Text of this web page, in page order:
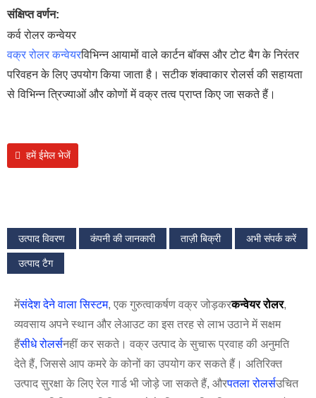
संक्षिप्त वर्णन:
कर्व रोलर कन्वेयर
वक्र रोलर कन्वेयरविभिन्न आयामों वाले कार्टन बॉक्स और टोट बैग के निरंतर
परिवहन के लिए उपयोग किया जाता है। सटीक शंक्वाकार रोलर्स की सहायता
से विभिन्न त्रिज्याओं और कोणों में वक्र तत्व प्राप्त किए जा सकते हैं।
हमें ईमेल भेजें
उत्पाद विवरण कंपनी की जानकारी ताज़ी बिक्री अभी संपर्क करें
उत्पाद टैग
मेंसंदेश देने वाला सिस्टम, एक गुरुत्वाकर्षण वक्र जोड़करकन्वेयर रोलर,
व्यवसाय अपने स्थान और लेआउट का इस तरह से लाभ उठाने में सक्षम
हैंसीधे रोलर्सनहीं कर सकते। वक्र उत्पाद के सुचारू प्रवाह की अनुमति
देते हैं, जिससे आप कमरे के कोनों का उपयोग कर सकते हैं। अतिरिक्त
उत्पाद सुरक्षा के लिए रेल गार्ड भी जोड़े जा सकते हैं, औरपतला रोलर्सउचित